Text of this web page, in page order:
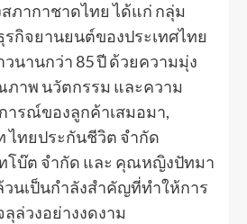
ภากาชาดไทย ได้แก่ กลุ่ม
กิจยานยนต์ของประเทศไทย
นานกว่า 85 ปี ด้วยความมุ่ง
าพ นวัตกรรม และความ
ารณ์ของลูกค้าเสมอมา,
ไทยประกันชีวิต จำกัด
โบ๊ต จำกัด และ คุณหญิงปัทมา
นเป็นกำลังสำคัญที่ทำให้การ
ล่วงอย่างงดงาม